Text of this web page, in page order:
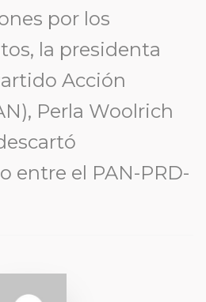
por los
la presidenta
Acción
Perla Woolrich
entre el PAN-PRD-